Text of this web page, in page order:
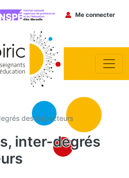
Menu du
Me connecter
des inspecteurs
inter-degrés